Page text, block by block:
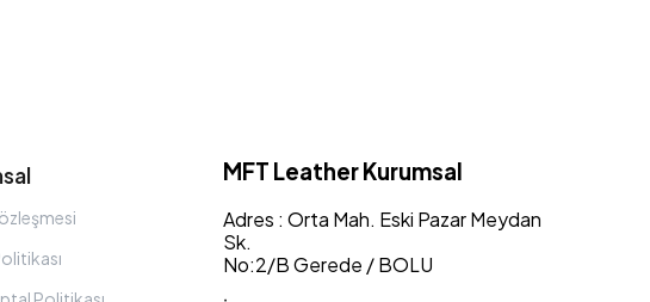
MFT Leather Kurumsal
Adres : Orta Mah. Eski Pazar Meydan
Sk.
No:2/B Gerede / BOLU